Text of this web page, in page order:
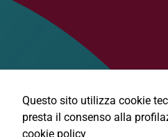
Questo sito utilizza cookie
presta il consenso alla
cookie policy